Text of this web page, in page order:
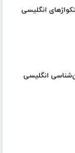
انگلیسی
انگلیسی